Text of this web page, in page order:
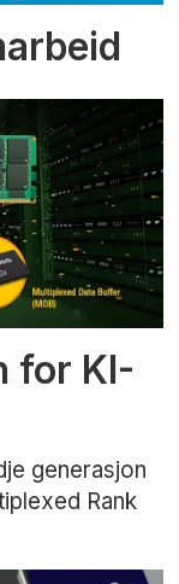
for KI-
generasjon
Rank